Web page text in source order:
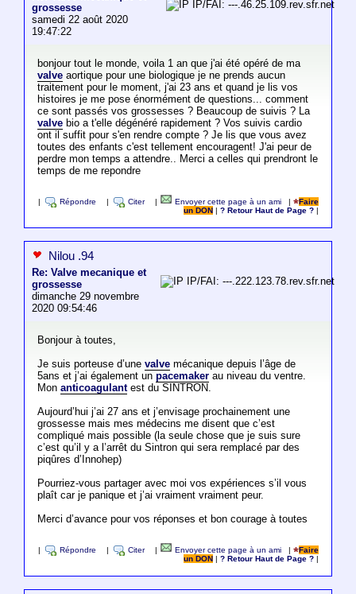
grossesse
samedi 22 août 2020
19:47:22
IP/FAI: ---.46.25.109.rev.sfr.net
bonjour tout le monde, voila 1 an que j'ai été opéré de ma
valveaortique pour une biologique je ne prends aucun
traitement pour le moment, j'ai 23 ans et quand je lis vos
histoires je me pose énormément de questions... comment
ce sont passés vos grossesses ? Beaucoup de suivis ? La
valvebio a t'elle dégénéré rapidement ? Vos suivis cardio
ont il suffit pour s'en rendre compte ? Je lis que vous avez
toutes des enfants c'est tellement encouragent! J'ai peur de
perdre mon temps a attendre.. Merci a celles qui prendront le
temps de me repondre
Répondre Citer Envoyer cette page à un ami |
Faire
un DON
|? Retour Haut de Page ?
Nilou .94
Re: Valve mecanique et
grossesse
dimanche 29 novembre
2020 09:54:46
IP/FAI: ---.222.123.78.rev.sfr.net
Bonjour à toutes,
Je suis porteuse d’une valvemécanique depuis l’âge de
5ans et j’ai également un pacemakerau niveau du ventre.
Mon anticoagulantest du SINTRON.
Aujourd’hui j’ai 27 ans et j’envisage prochainement une
grossesse mais mes médecins me disent que c’est
compliqué mais possible (la seule chose que je suis sure
c’est qu’il y a l’arrêt du Sintron qui sera remplacé par des
piqûres d’Innohep)
Pourriez-vous partager avec moi vos expériences s’il vous
plaît car je panique et j’ai vraiment vraiment peur.
Merci d’avance pour vos réponses et bon courage à toutes
Répondre Citer Envoyer cette page à un ami |
Faire
un DON
|? Retour Haut de Page ?